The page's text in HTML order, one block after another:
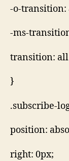
-o-transition:
-ms-
transition: all
}
.subscribe-
position:
right: 0px;